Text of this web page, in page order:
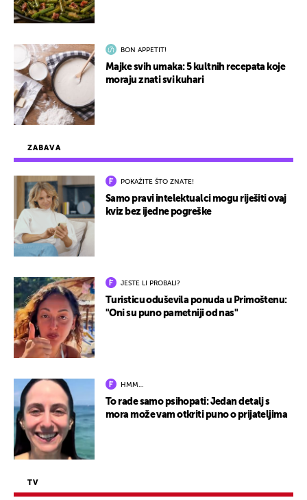
ZABAVA
POKAŽITE ŠTO ZNATE!
Samo pravi intelektualci mogu riješiti ovaj
kviz bez ijedne pogreške
JESTE LI PROBALI?
Turisticu oduševila ponuda u Primoštenu:
"Oni su puno pametniji od nas"
HMM…
To rade samo psihopati: Jedan detalj s
mora može vam otkriti puno o prijateljima
TV
BON APPETIT!
Majke svih umaka: 5 kultnih recepata koje
moraju znati svi kuhari